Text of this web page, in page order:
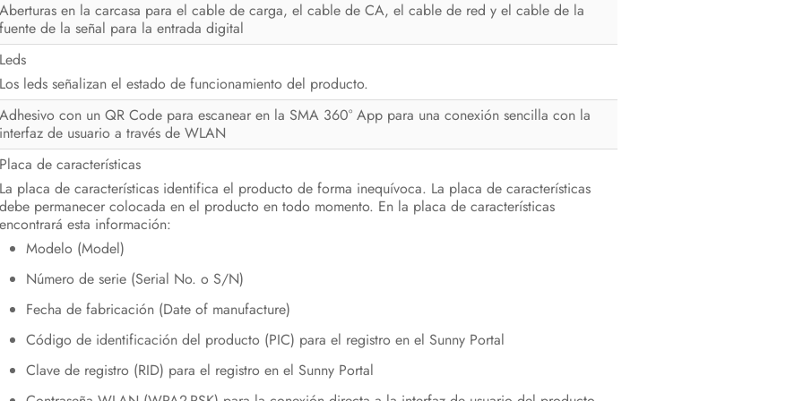
Aberturas en la carcasa para el cable de carga, el cable de CA, el cable de red y el cable de la
fuente de la señal para la entrada digital
Leds
Los leds señalizan el estado de funcionamiento del producto.
Adhesivo con un QR Code para escanear en la SMA 360° App para una conexión sencilla con la
interfaz de usuario a través de WLAN
Placa de características
La placa de características identifica el producto de forma inequívoca. La placa de características
debe permanecer colocada en el producto en todo momento. En la placa de características
encontrará esta información:
Modelo (Model)
Número de serie (Serial No. o S/N)
Fecha de fabricación (Date of manufacture)
Código de identificación del producto (PIC) para el registro en el Sunny Portal
Clave de registro (RID) para el registro en el Sunny Portal